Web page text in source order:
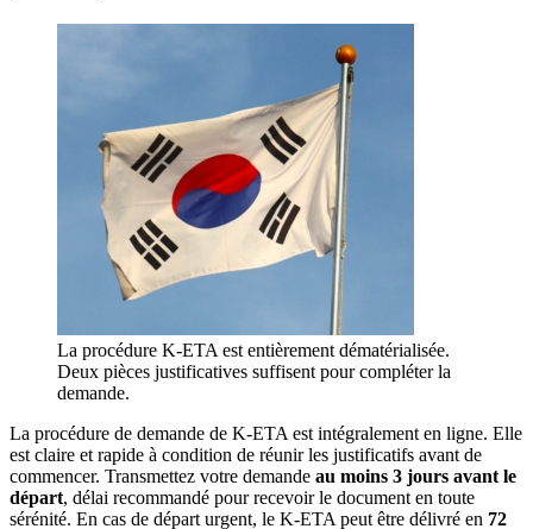
La procédure K-ETA est entièrement dématérialisée.
Deux pièces justificatives suffisent pour compléter la
demande.
La procédure de demande de K-ETA est intégralement en ligne. Elle
est claire et rapide à condition de réunir les justificatifs avant de
commencer. Transmettez votre demande au moins 3 jours avant le
départ, délai recommandé pour recevoir le document en toute
sérénité. En cas de départ urgent, le K-ETA peut être délivré en 72